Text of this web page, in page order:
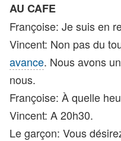
AU CAFE
Françoise: Je suis en
Vincent: Non pas du
avance. Nous avons
nous.
Françoise: À quelle
Vincent: A 20h30.
Le garçon: Vous